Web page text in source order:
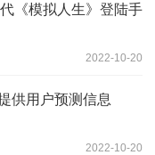
《模拟人生》登陆手
2022-10-20
供用户预测信息
2022-10-20